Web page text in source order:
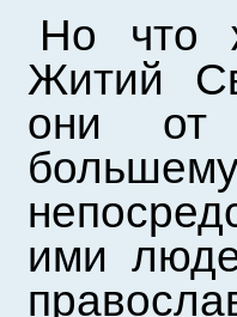
Но что
Житий
они от
ими